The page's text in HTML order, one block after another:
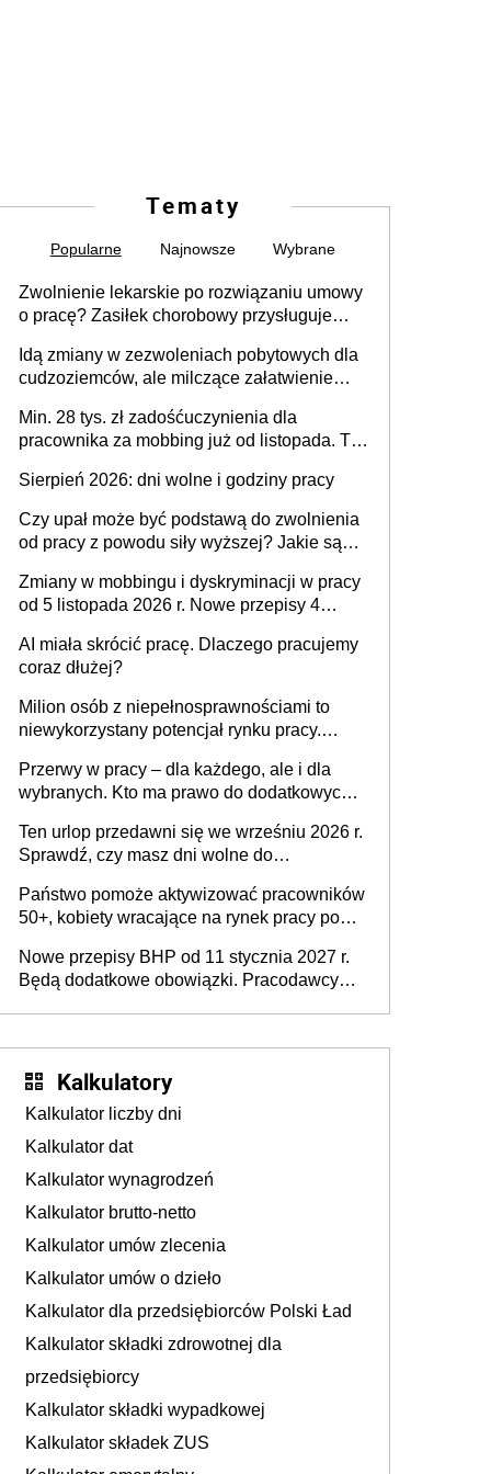
Tematy
Popularne Najnowsze Wybrane
Zwolnienie lekarskie po rozwiązaniu umowy
o pracę? Zasiłek chorobowy przysługuje
dni od ustania stosunku pracy
Idą zmiany w zezwoleniach pobytowych dla
cudzoziemców, ale milczące załatwienie
Min. 28 tys. zł zadośćuczynienia dla
pracownika za mobbing już od listopada. To
zespołu
Sierpień 2026: dni wolne i godziny pracy
Czy upał może być podstawą do zwolnienia
od pracy z powodu siły wyższej? Jakie są
Zmiany w mobbingu i dyskryminacji w pracy
od 5 listopada 2026 r. Nowe przepisy 4
Ustaw
AI miała skrócić pracę. Dlaczego pracujemy
coraz dłużej?
Milion osób z niepełnosprawnościami to
niewykorzystany potencjał rynku pracy.
dofinansowań czy refundacji, ale bariery po
stronie systemu i świadomości
pracodawców [WYWIAD]
Przerwy w pracy – dla każdego, ale i dla
wybranych. Kto ma prawo do dodatkowych
Ten urlop przedawni się we wrześniu 2026 r.
Sprawdź, czy masz dni wolne do
Państwo pomoże aktywizować pracowników
50+, kobiety wracające na rynek pracy po
osoby neuroatypowe. Powstanie Fundusz
na rzecz Inkluzywności w Zatrudnianiu?
Nowe przepisy BHP od 11 stycznia 2027 r.
Będą dodatkowe obowiązki. Pracodawcy
Kalkulatory
Kalkulator liczby dni
Kalkulator dat
Kalkulator wynagrodzeń
Kalkulator brutto-netto
Kalkulator umów zlecenia
Kalkulator umów o dzieło
Kalkulator dla przedsiębiorców Polski Ład
Kalkulator składki zdrowotnej dla
przedsiębiorcy
Kalkulator składki wypadkowej
Kalkulator składek ZUS